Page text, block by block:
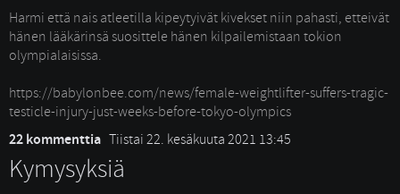
Harmi että nais atleetilla kipeytyivät kivekset niin pahasti, etteivät
hänen lääkärinsä suosittele hänen kilpailemistaan tokion
olympialaisissa.
https://babylonbee.com/news/female-weightlifter-suffers-tragic-
testicle-injury-just-weeks-before-tokyo-olympics
22 kommenttia Tiistai 22. kesäkuuta 2021 13:45
Kymysyksiä